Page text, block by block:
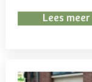
Lees meer